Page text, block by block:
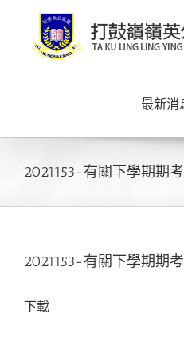
content
最新消
2021153-有關下學期期
2021153-有關下學期期
下載